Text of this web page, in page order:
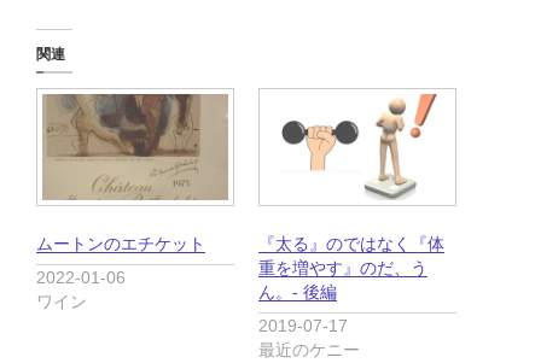
t
t
e
r
で
有
(
し
い
ウ
ィ
ン
ド
共
有
す
る
に
は
ク
リ
ク
し
て
関連
ムートンのエチケット
2022-01-06
ワイン
『太る』のではなく『体
重を増やす』のだ、う
ん。- 後編
2019-07-17
最近のケニー